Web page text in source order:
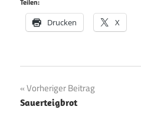
Teilen:
Drucken X
Beitragsnavigation
Vorheriger Beitrag
Sauerteigbrot